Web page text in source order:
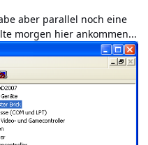
aber parallel noch eine
morgen hier ankommen...